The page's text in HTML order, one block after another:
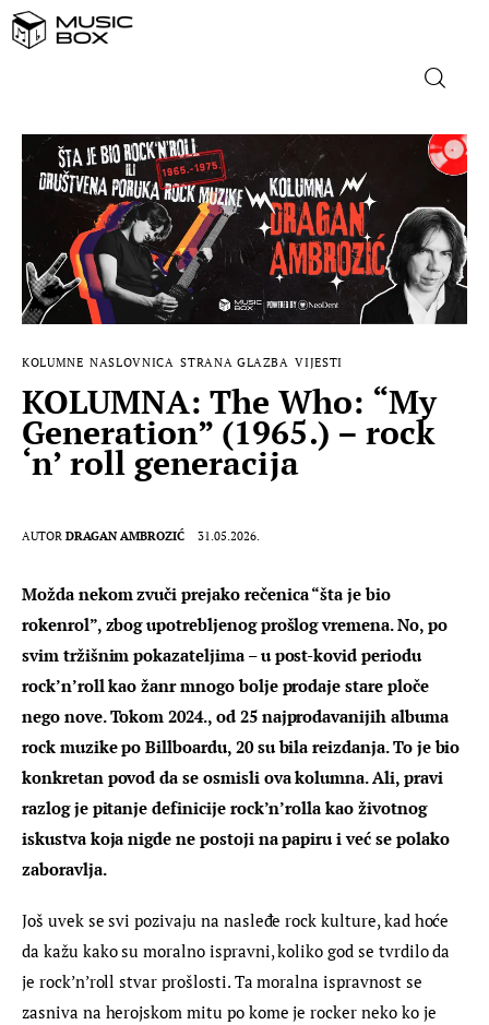
NASLOVNICA
DOMAĆA GLAZBA
STRANA GLAZBA
FILM
KOLUMNE NASLOVNICA STRANA GLAZBA VIJESTI
KOLUMNA: The Who: “My
Generation” (1965.) – rock
‘n’ roll generacija
AUTOR DRAGAN AMBROZIĆ 31.05.2026.
Možda nekom zvuči prejako rečenica “šta je bio
rokenrol”, zbog upotrebljenog prošlog vremena. No, po
svim tržišnim pokazateljima – u post-kovid periodu
rock’n’roll kao žanr mnogo bolje prodaje stare ploče
nego nove. Tokom 2024., od 25 najprodavanijih albuma
rock muzike po Billboardu, 20 su bila reizdanja. To je bio
konkretan povod da se osmisli ova kolumna. Ali, pravi
razlog je pitanje definicije rock’n’rolla kao životnog
iskustva koja nigde ne postoji na papiru i već se polako
zaboravlja.
Još uvek se svi pozivaju na nasleđe rock kulture, kad hoće
da kažu kako su moralno ispravni, koliko god se tvrdilo da
je rock’n’roll stvar prošlosti. Ta moralna ispravnost se
zasniva na herojskom mitu po kome je rocker neko ko je